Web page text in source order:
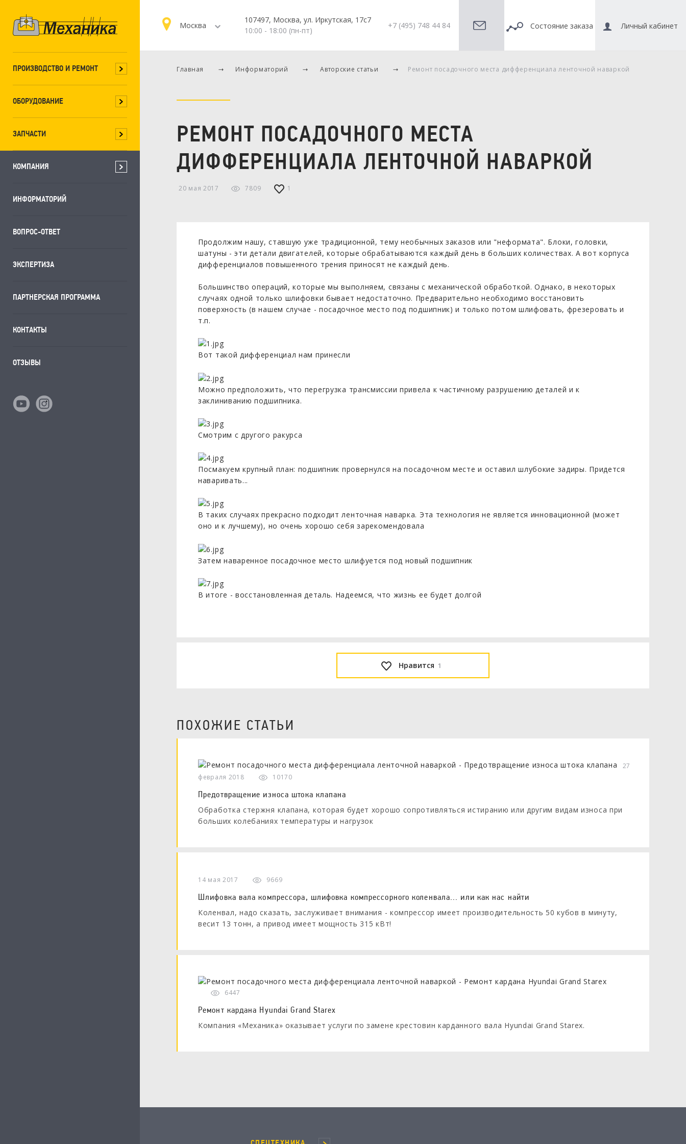
ПРОИЗВОДСТВО И РЕМОНТ
ОБОРУДОВАНИЕ
ЗАПЧАСТИ
КОМПАНИЯ
ИНФОРМАТОРИЙ
ВОПРОС-ОТВЕТ
ЭКСПЕРТИЗА
ПАРТНЕРСКАЯ ПРОГРАММА
КОНТАКТЫ
ОТЗЫВЫ
Москва
107497, Москва, ул. Иркутская, 17с7
10:00 - 18:00 (пн-пт)
+7 (495) 748 44 84 Состояние заказа Личный кабинет
Главная Информаторий Авторские статьи Ремонт посадочного места дифференциала ленточной наваркой
РЕМОНТ ПОСАДОЧНОГО МЕСТА
ДИФФЕРЕНЦИАЛА ЛЕНТОЧНОЙ НАВАРКОЙ
20 мая 2017 7809 1
Продолжим нашу, ставшую уже традиционной, тему необычных заказов или "неформата". Блоки, головки,
шатуны - эти детали двигателей, которые обрабатываются каждый день в больших количествах. А вот корпуса
дифференциалов повышенного трения приносят не каждый день.
Большинство операций, которые мы выполняем, связаны с механической обработкой. Однако, в некоторых
случаях одной только шлифовки бывает недостаточно. Предварительно необходимо восстановить
поверхность (в нашем случае - посадочное место под подшипник) и только потом шлифовать, фрезеровать и
т.п.
Вот такой дифференциал нам принесли
Можно предположить, что перегрузка трансмиссии привела к частичному разрушению деталей и к
заклиниванию подшипника.
Смотрим с другого ракурса
Посмакуем крупный план: подшипник провернулся на посадочном месте и оставил шлубокие задиры. Придется
наваривать...
В таких случаях прекрасно подходит ленточная наварка. Эта технология не является инновационной (может
оно и к лучшему), но очень хорошо себя зарекомендовала
Затем наваренное посадочное место шлифуется под новый подшипник
В итоге - восстановленная деталь. Надеемся, что жизнь ее будет долгой
Нравится 1
ПОХОЖИЕ СТАТЬИ
27
февраля 2018
10170
Предотвращение износа штока клапана
Обработка стержня клапана, которая будет хорошо сопротивляться истиранию или другим видам износа при
больших колебаниях температуры и нагрузок
14 мая 2017 9669
Шлифовка вала компрессора, шлифовка компрессорного коленвала... или как нас найти
Коленвал, надо сказать, заслуживает внимания - компрессор имеет производительность 50 кубов в минуту,
весит 13 тонн, а привод имеет мощность 315 кВт!
6447
Ремонт кардана Hyundai Grand Starex
Компания «Механика» оказывает услуги по замене крестовин карданного вала Hyundai Grand Starex.